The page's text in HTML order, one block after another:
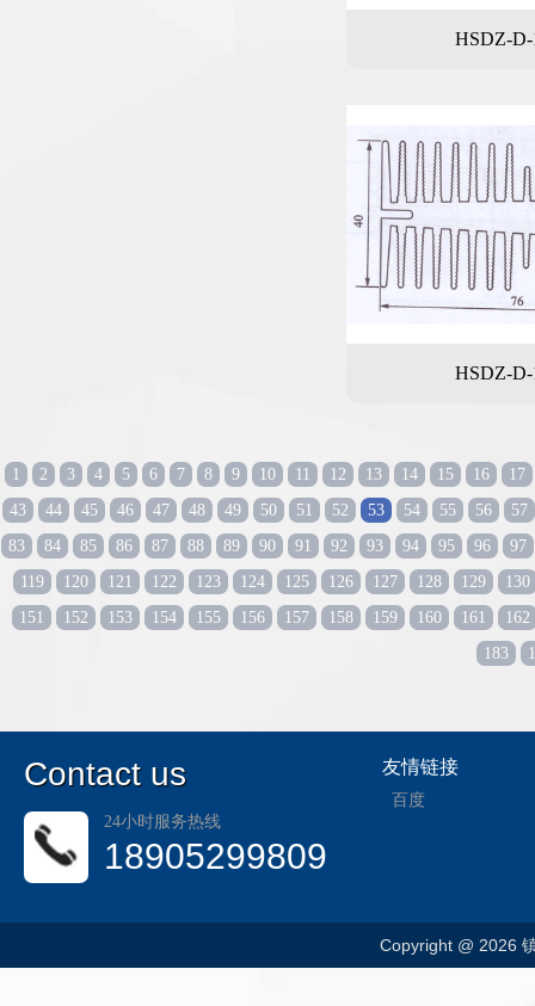
HSDZ-D-
HSDZ-D-
1 2 3 4 5 6 7 8 9 10 11 12 13 14 15 16
17
43
44 45 46 47 48 49 50 51 52 53 54 55 56
57
83
84 85 86 87 88 89 90 91 92 93 94 95 96
97
119
120 121 122 123 124 125 126 127 128 129
130
151
152 153 154 155 156 157 158 159 160 161
162
183
Contact us
24小时服务热线
18905299809
友情链接
百度
Copyright @ 2026